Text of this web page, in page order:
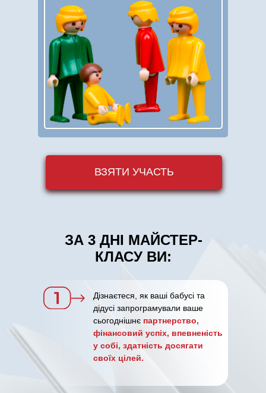
ВЗЯТИ УЧАСТЬ
ЗА 3 ДНІ МАЙСТЕР-
КЛАСУ ВИ:
Дізнаєтеся, як ваші бабусі та
дідусі запрограмували ваше
сьогоднішнє партнерство,
фінансовий успіх, впевненість
у собі, здатність досягати
своїх цілей.